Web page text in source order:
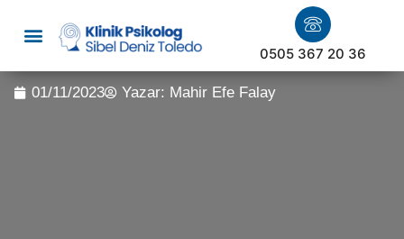
0505 367 20 36
01/11/2023 Yazar: Mahir Efe Falay